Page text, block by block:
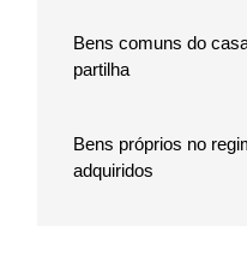
Bens comuns do
partilha
Bens próprios no
adquiridos